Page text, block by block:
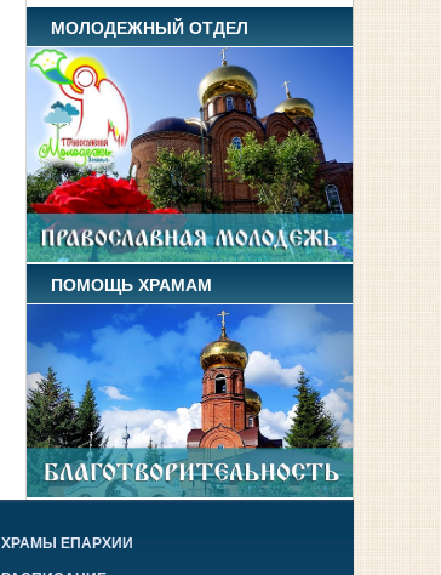
МОЛОДЕЖНЫЙ ОТДЕЛ
ПОМОЩЬ ХРАМАМ
ХРАМЫ ЕПАРХИИ